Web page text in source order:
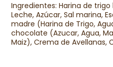
Ingredientes: Harina de
Leche, Azúcar, Sal marina,
madre (Harina de Trigo,
chocolate (Azucar, Agua,
Maiz), Crema de Avellanas,